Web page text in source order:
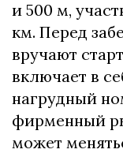
и 500 м,
км. Перед
вручают
включает в
нагрудный
фирменный
может